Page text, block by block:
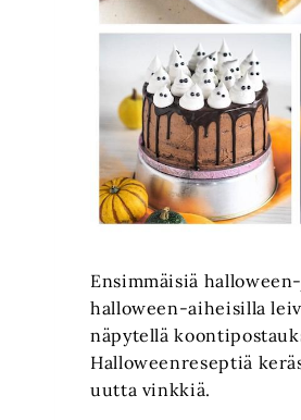
Ensimmäisiä
halloween-aiheisilla
näpytellä
Halloweenreseptiä
uutta vinkkiä.